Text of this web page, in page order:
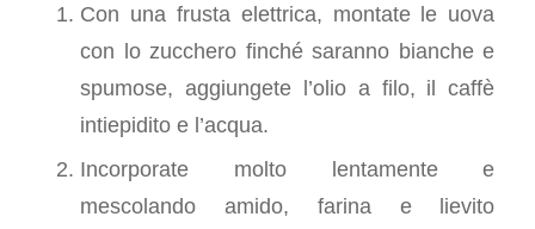
Con una frusta elettrica, montate le uova
con lo zucchero finché saranno bianche e
spumose, aggiungete l’olio a filo, il caffè
intiepidito e l’acqua.
Incorporate molto lentamente e
mescolando amido, farina e lievito